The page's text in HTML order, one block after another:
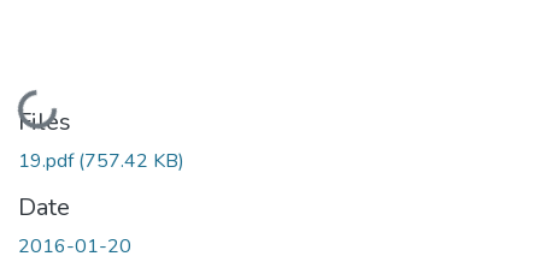
Loading...
Files
19.pdf(757.42 KB)
Date
2016-01-20